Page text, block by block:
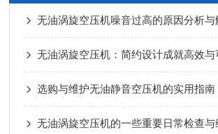
无油涡旋空压机噪音过高的原因分析与
无油涡旋空压机：简约设计成就高效与
选购与维护无油静音空压机的实用指南
无油涡旋空压机的一些重要日常检查与